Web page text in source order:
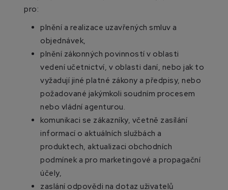
pro:
plnění a realizace uzavřených smluv a
objednávek,
plnění zákonných povinností v oblasti
vedení učetnictví, v oblasti daní, nebo jak to
vyžadují jiné platné zákony a předpisy, nebo
požadované jakýmkoli soudním procesem
nebo vládní agenturou.
komunikaci se zákazníky, včetně zasílání
informací o aktuálních službách a
produktech, aktualizaci obchodních
podmínek a pro marketingové a propagační
účely,
zaslání odpovědi na dotaz uživatelů